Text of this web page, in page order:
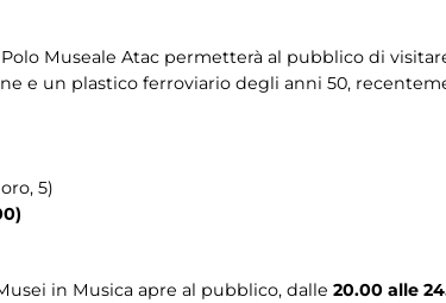
Polo Museale Atac permetterà al pubblico di
e un plastico ferroviario degli anni 50,
5)
in Musica apre al pubblico, dalle 20.00 alle